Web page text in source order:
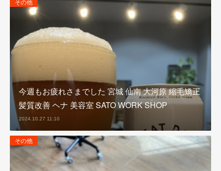
今週もお疲れさまでした 宮城 仙南 大河原 縮毛矯正
髪質改善 ヘナ 美容室 SATO WORK SHOP
2024.10.27 11:10
その他